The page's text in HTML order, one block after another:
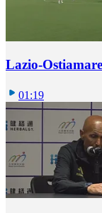
Lazio-
01:19